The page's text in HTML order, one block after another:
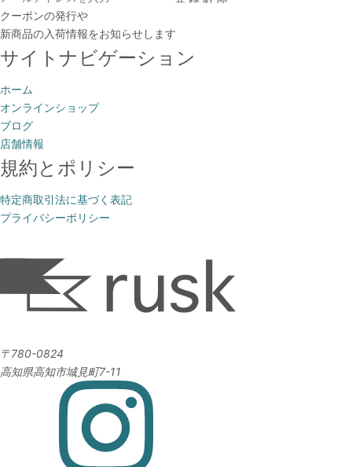
クーポンの発行や
新商品の入荷情報をお知らせします
サイトナビゲーション
ホーム
オンラインショップ
ブログ
店舗情報
規約とポリシー
特定商取引法に基づく表記
プライバシーポリシー
〒780-0824
高知県高知市城見町7-11